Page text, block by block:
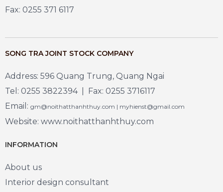
Fax: 0255 371 6117
SONG TRA JOINT STOCK COMPANY
Address: 596 Quang Trung, Quang Ngai
Tel: 0255 3822394 | Fax: 0255 3716117
Email: gm@noithatthanhthuy.com | myhienst@gmail.com
Website: www.noithatthanhthuy.com
INFORMATION
About us
Interior design consultant